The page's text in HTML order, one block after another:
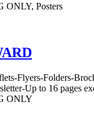
ONLY, Posters
Flyers-Folders-
Up to 16 pages
ONLY